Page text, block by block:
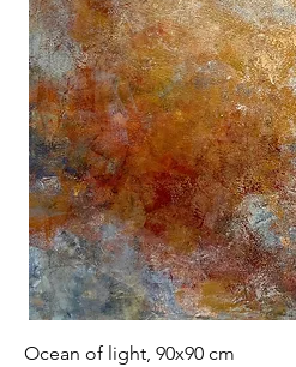
Ocean of light, 90x90 cm